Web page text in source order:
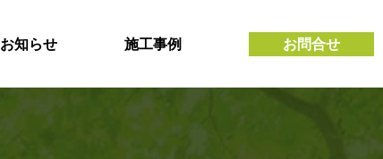
お知らせ 施工事例 お問合せ